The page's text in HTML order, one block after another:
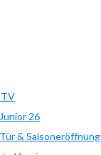
26
& Saisoneröffnung